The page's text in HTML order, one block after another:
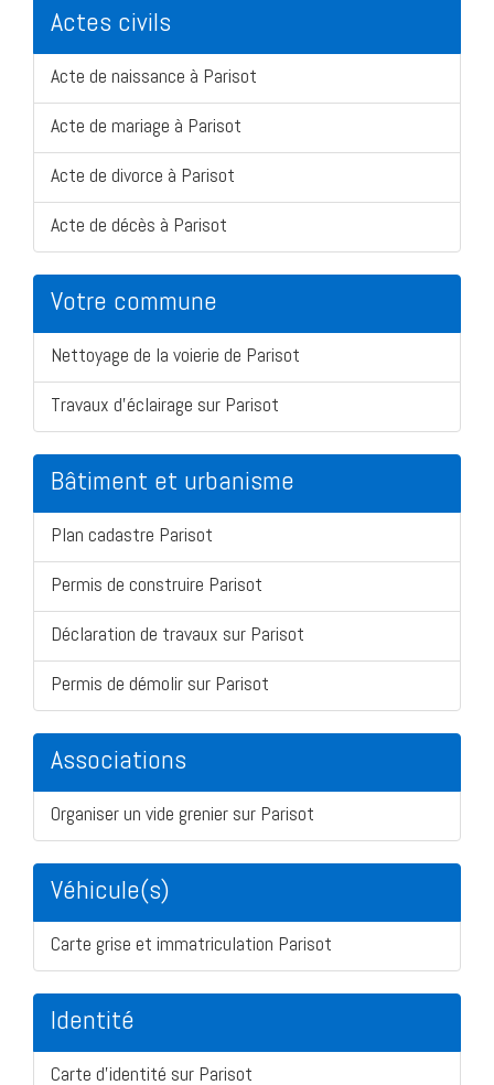
Actes civils
Acte de naissance à Parisot
Acte de mariage à Parisot
Acte de divorce à Parisot
Acte de décès à Parisot
Votre commune
Nettoyage de la voierie de Parisot
Travaux d'éclairage sur Parisot
Bâtiment et urbanisme
Plan cadastre Parisot
Permis de construire Parisot
Déclaration de travaux sur Parisot
Permis de démolir sur Parisot
Associations
Organiser un vide grenier sur Parisot
Véhicule(s)
Carte grise et immatriculation Parisot
Identité
Carte d'identité sur Parisot